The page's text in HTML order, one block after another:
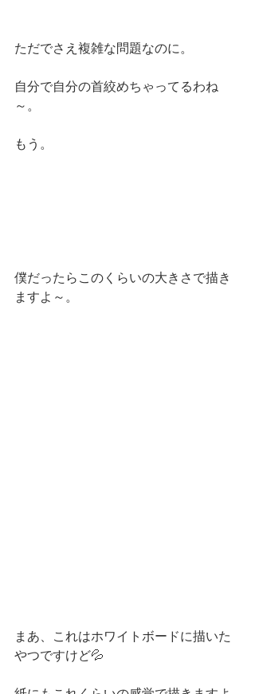
ただでさえ複雑な問題なのに。
自分で自分の首絞めちゃってるわね
～。
もう。
僕だったらこのくらいの大きさで描き
ますよ～。
まあ、これはホワイトボードに描いた
やつですけど💦